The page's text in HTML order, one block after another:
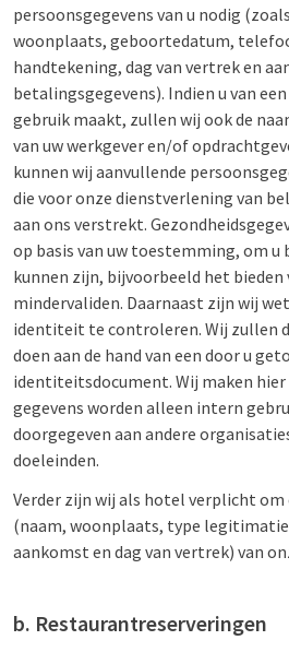
persoonsgegevens van u nodig
woonplaats, geboortedatum,
handtekening, dag van vertrek en
betalingsgegevens). Indien u van
gebruik maakt, zullen wij ook de
van uw werkgever en/of
kunnen wij aanvullende
die voor onze dienstverlening van
aan ons verstrekt.
op basis van uw toestemming, om u
kunnen zijn, bijvoorbeeld het
mindervaliden. Daarnaast zijn wij
identiteit te controleren. Wij zullen
doen aan de hand van een door u
identiteitsdocument. Wij maken hier
gegevens worden alleen intern
doorgegeven aan andere
doeleinden.
Verder zijn wij als hotel verplicht om
(naam, woonplaats, type
aankomst en dag van vertrek) van
b. Restaurantreserveringen